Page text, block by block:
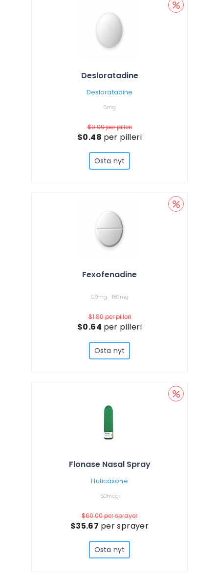
Desloratadine
Desloratadine
5mg
$0.90per pilleri
$0.48 per pilleri
Osta nyt
Fexofenadine
120mg 180mg
$1.80per pilleri
$0.64 per pilleri
Osta nyt
Flonase Nasal Spray
Fluticasone
50mcg
$60.00per sprayer
$35.67 per sprayer
Osta nyt